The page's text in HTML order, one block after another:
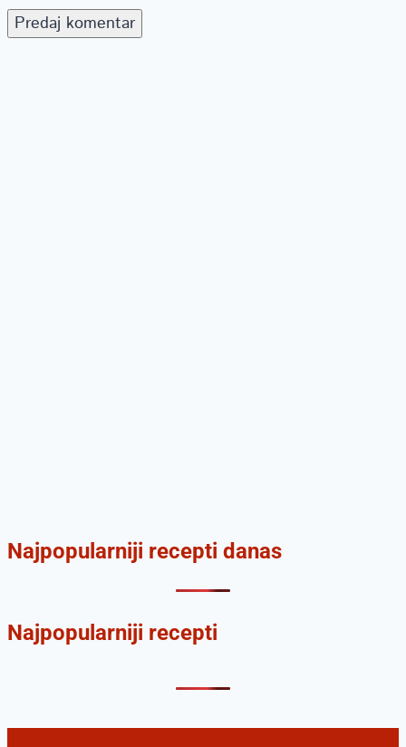
Najpopularniji recepti danas
Najpopularniji recepti